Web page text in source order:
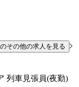
その他の求人を見る
列車見張員(夜勤)